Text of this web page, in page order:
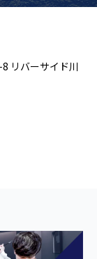
リバーサイド川